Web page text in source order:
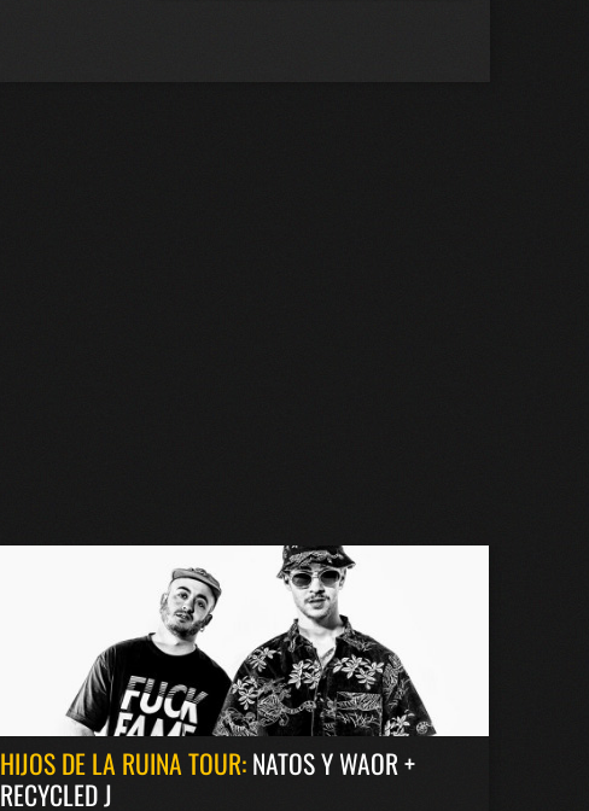
HIJOS DE LA RUINA TOUR:NATOS Y WAOR +
RECYCLED J